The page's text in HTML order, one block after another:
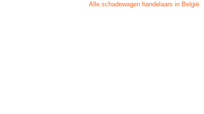
Alle schadewagen handelaars in België